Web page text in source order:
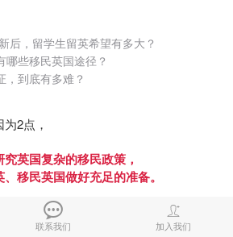
联系我们 加入我们
后，留学生留英希望有多大？
哪些移民英国途径？
，到底有多难？
2点，
英国复杂的移民政策，
移民英国做好充足的准备。